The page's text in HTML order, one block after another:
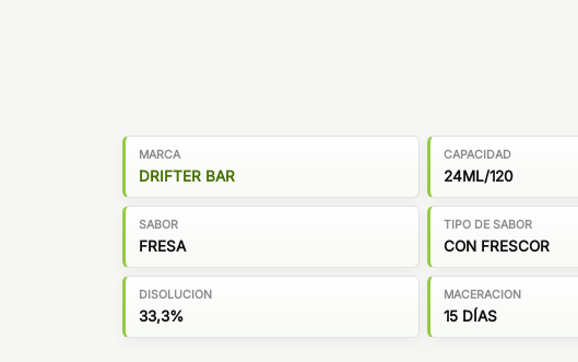
MARCA
DRIFTER BAR
CAPACIDAD
24ML/120
SABOR
FRESA
TIPO DE SABOR
CON FRESCOR
DISOLUCION
33,3%
MACERACION
15 DÍAS